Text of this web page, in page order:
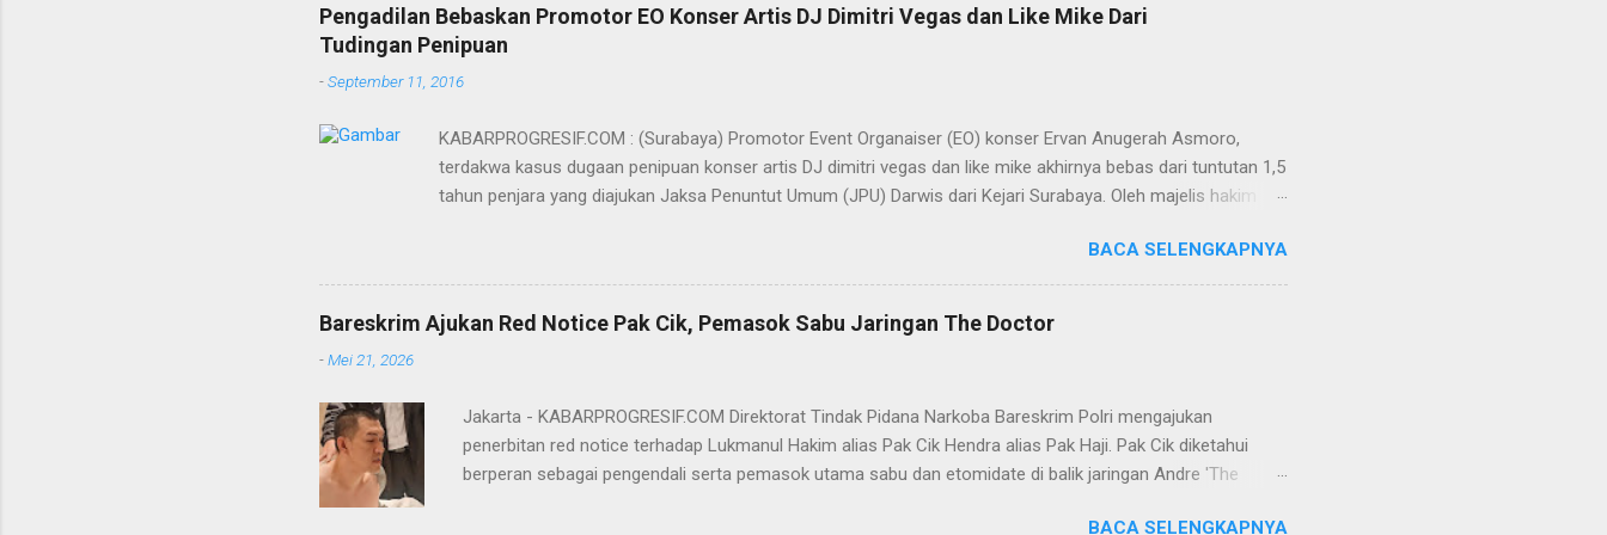
Pengadilan Bebaskan Promotor EO Konser Artis DJ Dimitri Vegas dan Like Mike Dari
Tudingan Penipuan
-September 11, 2016
KABARPROGRESIF.COM : (Surabaya) Promotor Event Organaiser (EO) konser Ervan Anugerah Asmoro,
terdakwa kasus dugaan penipuan konser artis DJ dimitri vegas dan like mike akhirnya bebas dari tuntutan 1,5
tahun penjara yang diajukan Jaksa Penuntut Umum (JPU) Darwis dari Kejari Surabaya. Oleh majelis hakim
pidana. Dalam pertimbangannya, hakim Sigit menerangkan, majelis hakim berpendapat bahwa perbuatan
terdakwa Ervan tersebut tidak terdapat unsur penipuan sehingga dianggap bukan merupakan tindak pidana.
Menurut majelis hakim, kasus yang menjerat Ervan merupakan hubungan hukum keperdataan. Atas dasar
itulah, terdakwa Ervan diputus bebas dari tuntutan hukum (onslag van alle recht vervolging). Menanggapi hal
BACA SELENGKAPNYA
Bareskrim Ajukan Red Notice Pak Cik, Pemasok Sabu Jaringan The Doctor
-Mei 21, 2026
Jakarta - KABARPROGRESIF.COM Direktorat Tindak Pidana Narkoba Bareskrim Polri mengajukan
penerbitan red notice terhadap Lukmanul Hakim alias Pak Cik Hendra alias Pak Haji. Pak Cik diketahui
berperan sebagai pengendali serta pemasok utama sabu dan etomidate di balik jaringan Andre 'The
BACA SELENGKAPNYA